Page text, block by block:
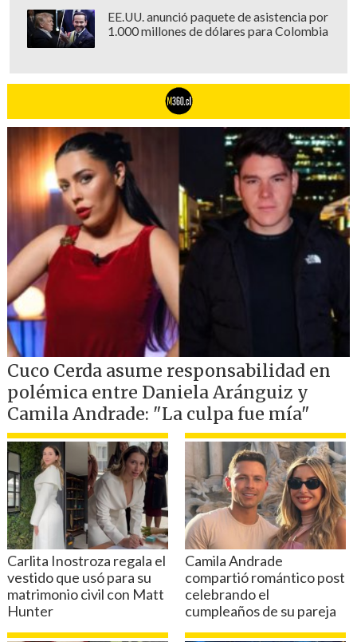
EE.UU. anunció paquete de asistencia por
1.000 millones de dólares para Colombia